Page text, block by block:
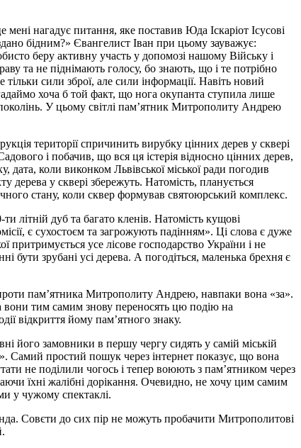
нагадує питання, яке поставив Юда Іскаріот Ісусові
бідним?» Євангелист Іван при цьому зауважує:
беру активну участь у допомозі нашому Війську і
та не піднімають голосу, бо знають, що і те потрібно
сили зброї, але сили інформації. Навіть новий
хоча б той факт, що нога окупанта ступила лише
У цьому світлі пам’ятник Митрополиту Андрею
території спричинить вирубку цінних дерев у сквері
і побачив, що вся ця істерія відносно цінних дерев,
коли виконком Львівської міської ради погодив
у сквері збережуть. Натомість, планується
стану, коли сквер формував святоюрський комплекс.
літній дуб та багато кленів. Натомість кущові
є сухостоєм та загрожують падінням». Ці слова є дуже
притримується усе лісове господарство України і не
бути зрубані усі дерева. А погодіться, маленька брехня є
пам’ятника Митрополиту Андрею, навпаки вона «за».
тим самим знову переносять цю подію на
відкриття йому пам’ятного знаку.
його замовники в першу чергу сидять у самій міській
Самий простий пошук через інтернет показує, що вона
не поділили чогось і тепер воюють з пам’ятником через
їхні жалібні дорікання. Очевидно, не хочу цим самим
у чужому спектаклі.
Совєти до сих пір не можуть пробачити Митрополитові